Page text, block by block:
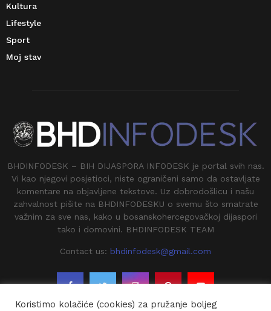
Kultura
Lifestyle
Sport
Moj stav
BHDINFODESK – BIH DIJASPORA INFODESK je portal svih nas.
Vi kao njegovi posjetioci, niste ograničeni samo da ostavljate
komentare na objavljene tekstove. Uz dobrodošlicu i našu
zahvalnost pišite na BHDINFODESKU o svemu što smatrate
važnim za sve nas, kako u bosanskohercegovačkoj dijaspori
tako i domovini. BHDINFODESK TEAM
Contact us: bhdinfodesk@gmail.com
Koristimo kolačiće (cookies) za pružanje boljeg